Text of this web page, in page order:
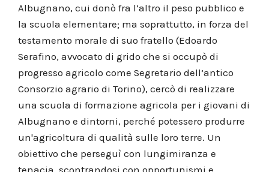
Albugnano, cui donò fra l’altro il peso pubblico e
la scuola elementare; ma soprattutto, in forza del
testamento morale di suo fratello (Edoardo
Serafino, avvocato di grido che si occupò di
progresso agricolo come Segretario dell’antico
Consorzio agrario di Torino), cercò di realizzare
una scuola di formazione agricola per i giovani di
Albugnano e dintorni, perché potessero produrre
un'agricoltura di qualità sulle loro terre. Un
obiettivo che perseguì con lungimiranza e